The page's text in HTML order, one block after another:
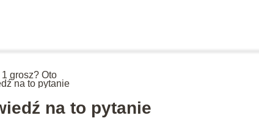
1 grosz? Oto
na to pytanie
na to pytanie